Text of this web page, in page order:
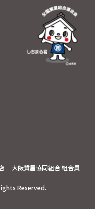
大阪質屋協同組合 組合員
Reserved.